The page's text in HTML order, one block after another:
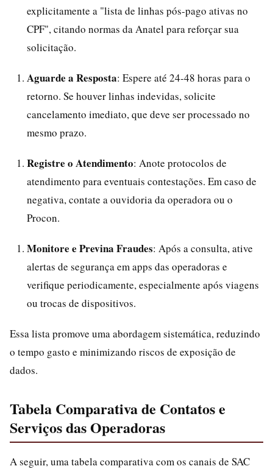
explicitamente a "lista de linhas pós-pago ativas no
CPF", citando normas da Anatel para reforçar sua
solicitação.
Aguarde a Resposta: Espere até 24-48 horas para o
retorno. Se houver linhas indevidas, solicite
cancelamento imediato, que deve ser processado no
mesmo prazo.
Registre o Atendimento: Anote protocolos de
atendimento para eventuais contestações. Em caso de
negativa, contate a ouvidoria da operadora ou o
Procon.
Monitore e Previna Fraudes: Após a consulta, ative
alertas de segurança em apps das operadoras e
verifique periodicamente, especialmente após viagens
ou trocas de dispositivos.
Essa lista promove uma abordagem sistemática, reduzindo
o tempo gasto e minimizando riscos de exposição de
dados.
Tabela Comparativa de Contatos e
Serviços das Operadoras
A seguir, uma tabela comparativa com os canais de SAC